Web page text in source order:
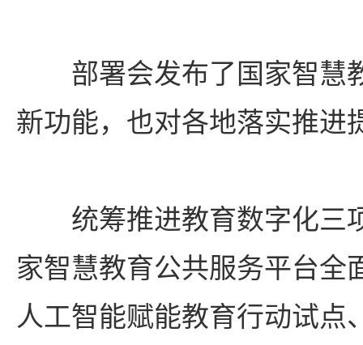
部署会发布了国家智慧
新功能，也对各地落实推
统筹推进教育数字化三
家智慧教育公共服务平台全
人工智能赋能教育行动试点